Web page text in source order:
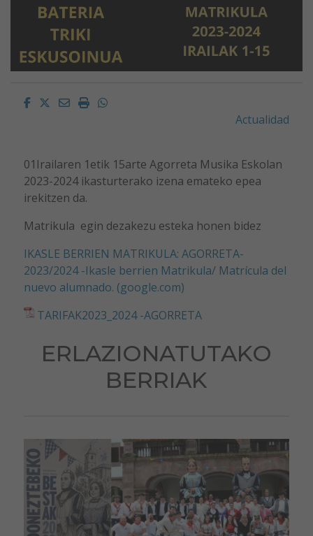
Facebook
Twitter
EmailImprimirWhatsapp
Actualidad
01Irailaren 1etik 15arte Agorreta Musika Eskolan
2023-2024 ikasturterako izena emateko epea
irekitzen da.
Matrikula egin dezakezu esteka honen bidez
IKASLE BERRIEN MATRIKULA: AGORRETA-
2023/2024 -Ikasle berrien Matrikula/ Matrícula del
nuevo alumnado. (google.com)
TARIFAK2023_2024 -AGORRETA
ERLAZIONATUTAKO
BERRIAK